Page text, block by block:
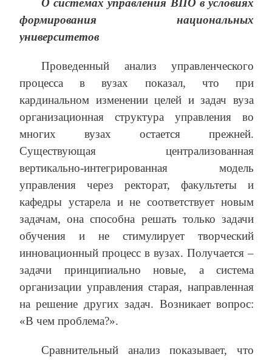
О системах управления ВПО в условиях
формирования национальных
университетов
Проведенный анализ управленческого
процесса в вузах показал, что при
кардинальном изменении целей и задач вуза
организационная структура управления во
многих вузах остается прежней.
Существующая централизованная
вертикально-интегрированная модель
управления через ректорат, факультеты и
кафедры устарела и не соответствует новым
задачам, она способна решать только задачи
обучения и не стимулирует творческий
инновационный процесс в вузах. Получается –
задачи принципиально новые, а система
организации управления старая, направленная
на решение других задач. Возникает вопрос:
«В чем проблема?».
Сравнительный анализ показывает, что